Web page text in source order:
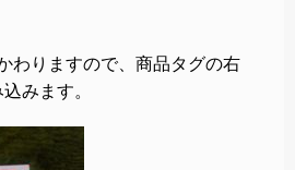
わりますので、商品タグの右
みます。